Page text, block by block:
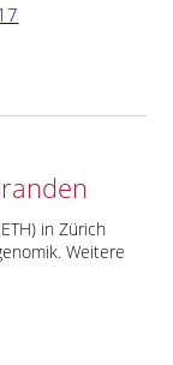
in Zürich
Weitere